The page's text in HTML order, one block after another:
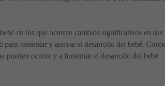
en los que ocurren cambios significativos en
fomentar y apoyar el desarrollo del bebé.
pueden ocurrir y a fomentar el desarrollo del bebé